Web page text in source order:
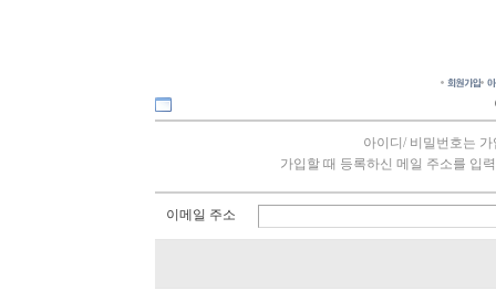
아이디/ 비밀번호는
가입할 때 등록하신 메일 주소를 입
이메일 주소